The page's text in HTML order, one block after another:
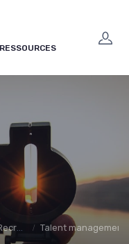
Talent